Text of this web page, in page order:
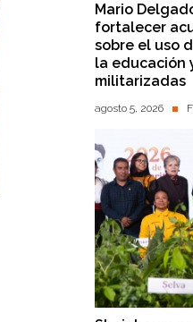
Mario
fortalecer
sobre el uso
la educación
militarizadas
agosto 5, 2026